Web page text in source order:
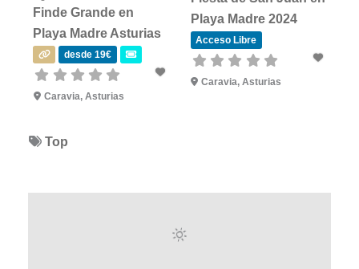
Finde Grande en
Playa Madre Asturias
desde 19€
Caravia, Asturias
Playa Madre 2024
Acceso Libre
Caravia, Asturias
Top